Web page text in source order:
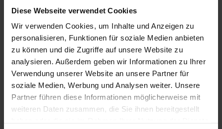
Diese Webseite verwendet Cookies
Wir verwenden Cookies, um Inhalte und Anzeigen zu
personalisieren, Funktionen für soziale Medien anbieten
zu können und die Zugriffe auf unsere Website zu
analysieren. Außerdem geben wir Informationen zu Ihrer
Verwendung unserer Website an unsere Partner für
soziale Medien, Werbung und Analysen weiter. Unsere
Partner führen diese Informationen möglicherweise mit
weiteren Daten zusammen, die Sie ihnen bereitgestellt
denjenigen Regionen der Welt erhöhen, die in
Anders als vergleichbare Studien, die allein in der
Gegenwart aufgehen oder von ihr zerrieben
werden, stellt der Verfasser seine Untersuchung in
den Zusammenhang der europäischen politischen
Ideengeschichte und Philosophie. Dabei geht er der